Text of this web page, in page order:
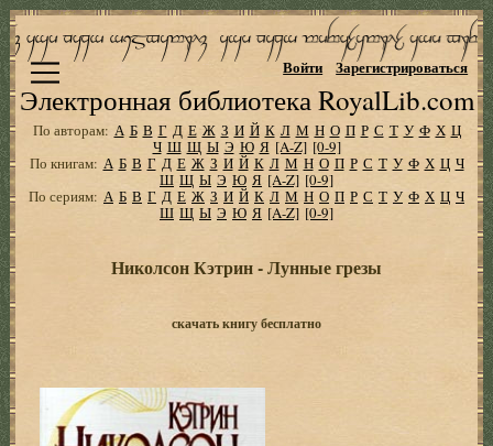
Электронная библиотека RoyalLib.com
Войти Зарегистрироваться
По авторам: А Б В Г Д Е Ж З И Й К Л М Н О П Р С Т У Ф Х Ц
Ч Ш Щ Ы Э Ю Я [A-Z] [0-9]
По книгам: А Б В Г Д Е Ж З И Й К Л М Н О П Р С Т У Ф Х Ц Ч
Ш Щ Ы Э Ю Я [A-Z] [0-9]
По сериям: А Б В Г Д Е Ж З И Й К Л М Н О П Р С Т У Ф Х Ц Ч
Ш Щ Ы Э Ю Я [A-Z] [0-9]
Николсон Кэтрин - Лунные грезы
скачать книгу бесплатно